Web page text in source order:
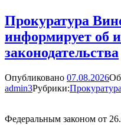
Прокуратура
информирует об
законодательства
Опубликовано 07.08.2026
admin3Рубрики:
Федеральным законом от